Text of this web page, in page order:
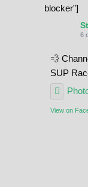
blocker"]
6
💨
SUP
View on